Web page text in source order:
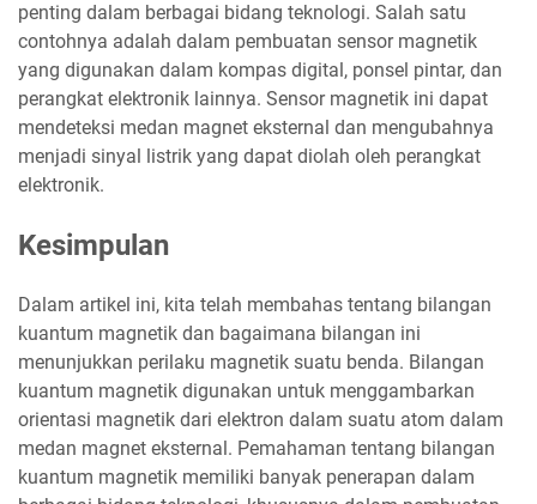
penting dalam berbagai bidang teknologi. Salah satu
contohnya adalah dalam pembuatan sensor magnetik
yang digunakan dalam kompas digital, ponsel pintar, dan
perangkat elektronik lainnya. Sensor magnetik ini dapat
mendeteksi medan magnet eksternal dan mengubahnya
menjadi sinyal listrik yang dapat diolah oleh perangkat
elektronik.
Kesimpulan
Dalam artikel ini, kita telah membahas tentang bilangan
kuantum magnetik dan bagaimana bilangan ini
menunjukkan perilaku magnetik suatu benda. Bilangan
kuantum magnetik digunakan untuk menggambarkan
orientasi magnetik dari elektron dalam suatu atom dalam
medan magnet eksternal. Pemahaman tentang bilangan
kuantum magnetik memiliki banyak penerapan dalam